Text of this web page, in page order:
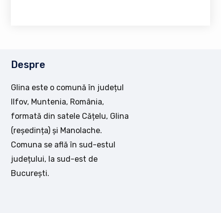
Despre
Glina este o comună în județul
Ilfov, Muntenia, România,
formată din satele Cățelu, Glina
(reședința) și Manolache.
Comuna se află în sud-estul
județului, la sud-est de
București.